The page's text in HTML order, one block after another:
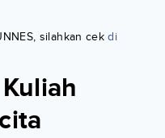
silahkan cekdi